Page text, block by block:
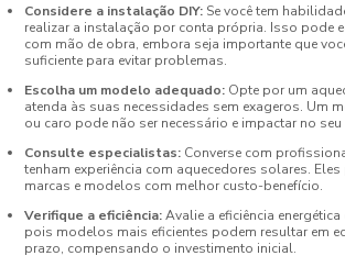
Considere a instalação DIY: Se você tem
realizar a instalação por conta própria. Isso pode
com mão de obra, embora seja importante que
suficiente para evitar problemas.
Escolha um modelo adequado: Opte por um
atenda às suas necessidades sem exageros. Um
ou caro pode não ser necessário e impactar no
Consulte especialistas: Converse com
tenham experiência com aquecedores solares.
marcas e modelos com melhor custo-benefício.
Verifique a eficiência:Avalie a eficiência
pois modelos mais eficientes podem resultar em
prazo, compensando o investimento inicial.